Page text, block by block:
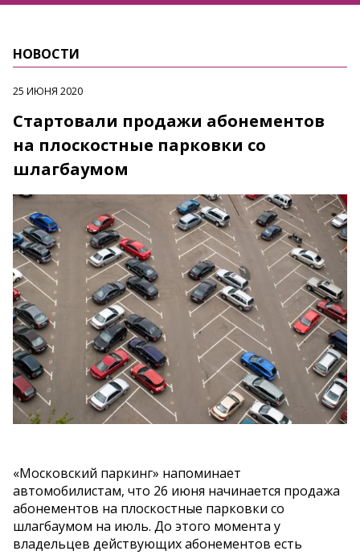
НОВОСТИ
25 ИЮНЯ 2020
Стартовали продажи абонементов
на плоскостные парковки со
шлагбаумом
«Московский паркинг» напоминает
автомобилистам, что 26 июня начинается продажа
абонементов на плоскостные парковки со
шлагбаумом на июль. До этого момента у
владельцев действующих абонементов есть